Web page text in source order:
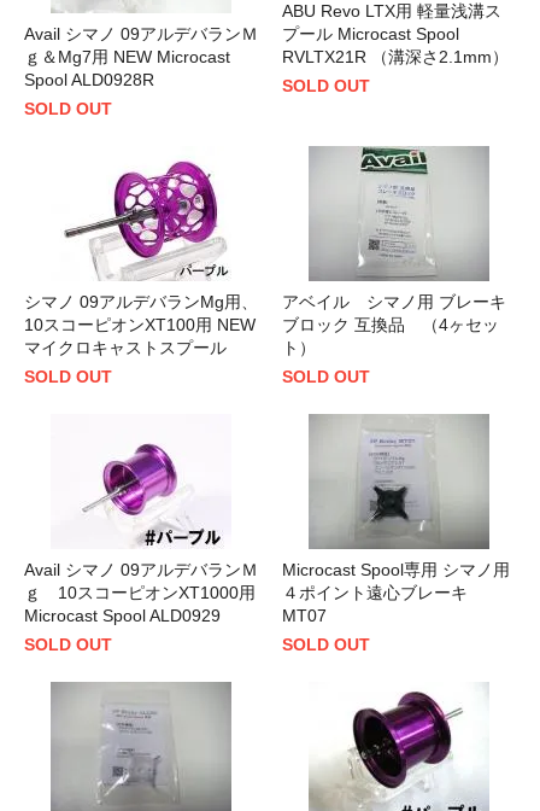
Avail シマノ 09アルデバランＭ
ｇ＆Mg7用 NEW Microcast
Spool ALD0928R
SOLD OUT
ABU Revo LTX用 軽量浅溝ス
プール Microcast Spool
RVLTX21R （溝深さ2.1mm）
SOLD OUT
シマノ 09アルデバランMg用、
10スコーピオンXT100用 NEW
マイクロキャストスプール
SOLD OUT
アベイル シマノ用 ブレーキ
ブロック 互換品 （4ヶセッ
ト）
SOLD OUT
Avail シマノ 09アルデバランＭ
ｇ 10スコーピオンXT1000用
Microcast Spool ALD0929
SOLD OUT
Microcast Spool専用 シマノ用
４ポイント遠心ブレーキ
MT07
SOLD OUT